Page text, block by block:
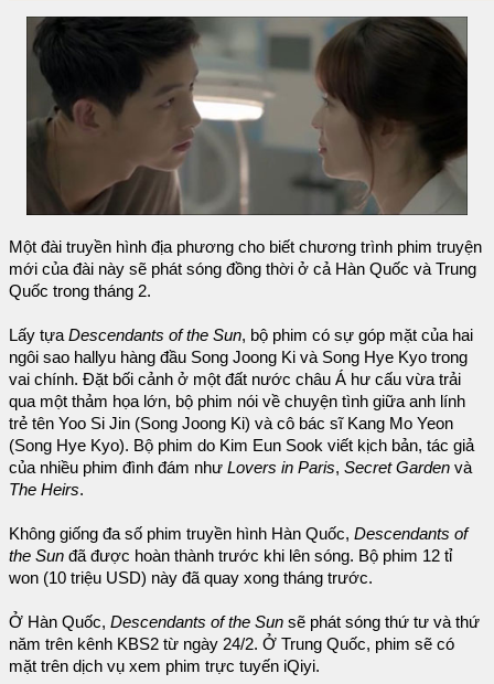
Một đài truyền hình địa phương cho biết chương trình phim truyện
mới của đài này sẽ phát sóng đồng thời ở cả Hàn Quốc và Trung
Quốc trong tháng 2.
Lấy tựaDescendants of the Sun, bộ phim có sự góp mặt của hai
ngôi sao hallyu hàng đầu Song Joong Ki và Song Hye Kyo trong
vai chính. Đặt bối cảnh ở một đất nước châu Á hư cấu vừa trải
qua một thảm họa lớn, bộ phim nói về chuyện tình giữa anh lính
trẻ tên Yoo Si Jin (Song Joong Ki) và cô bác sĩ Kang Mo Yeon
(Song Hye Kyo). Bộ phim do Kim Eun Sook viết kịch bản, tác giả
của nhiều phim đình đám như Lovers in Paris, Secret Garden và
The Heirs.
Không giống đa số phim truyền hình Hàn Quốc, Descendants of
the Sun đã được hoàn thành trước khi lên sóng. Bộ phim 12 tỉ
won (10 triệu USD) này đã quay xong tháng trước.
Ở Hàn Quốc, Descendants of the Sun sẽ phát sóng thứ tư và thứ
năm trên kênh KBS2 từ ngày 24/2. Ở Trung Quốc, phim sẽ có
mặt trên dịch vụ xem phim trực tuyến iQiyi.